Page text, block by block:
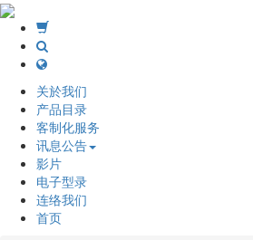
关於我们
产品目录
客制化服务
讯息公告
影片
电子型录
连络我们
首页